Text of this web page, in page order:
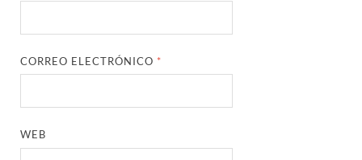
CORREO ELECTRÓNICO *
WEB